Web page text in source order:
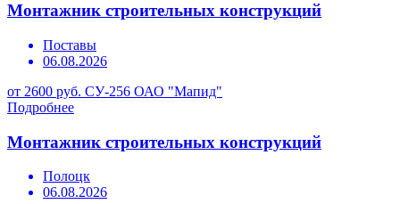
Монтажник строительных конструкций
Поставы
06.08.2026
от 2600 руб. СУ-256 ОАО "Мапид"
Подробнее
Монтажник строительных конструкций
Полоцк
06.08.2026